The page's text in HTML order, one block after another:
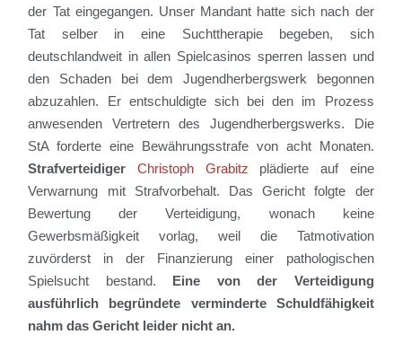
der Tat eingegangen. Unser Mandant hatte sich nach der
Tat selber in eine Suchttherapie begeben, sich
deutschlandweit in allen Spielcasinos sperren lassen und
den Schaden bei dem Jugendherbergswerk begonnen
abzuzahlen. Er entschuldigte sich bei den im Prozess
anwesenden Vertretern des Jugendherbergswerks. Die
StAforderte eine Bewährungsstrafe von acht Monaten.
Strafverteidiger Christoph Grabitz plädierte auf eine
Verwarnung mit Strafvorbehalt. Das Gericht folgte der
Bewertung der Verteidigung, wonach keine
Gewerbsmäßigkeit vorlag, weil die Tatmotivation
zuvörderst in der Finanzierung einer pathologischen
Spielsucht bestand. Eine von der Verteidigung
ausführlich begründete verminderte Schuldfähigkeit
nahm das Gericht leider nicht an.